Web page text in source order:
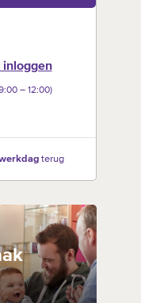
inloggen
–‍ 12:00)
terug